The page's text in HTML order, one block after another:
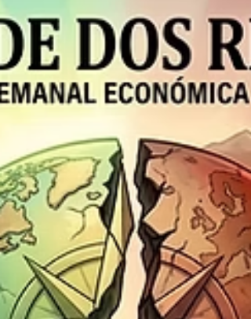
Pago en cuotas de tarjetas de credito